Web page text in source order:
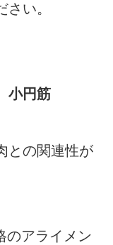
い。
小円筋
との関連性が
のアライメン